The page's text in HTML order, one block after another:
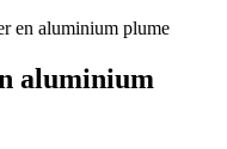
en aluminium plume
aluminium